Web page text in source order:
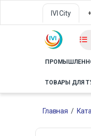
IVI City
ТОВАРЫ ДЛЯ
Главная /